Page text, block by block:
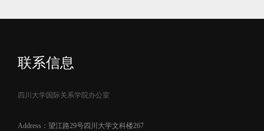
联系信息
四川大学国际关系学院办公室
Address：望江路29号四川大学文科楼267